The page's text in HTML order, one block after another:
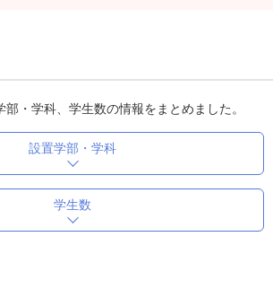
・学科、学生数の情報をまとめました。
設置学部・学科
学生数